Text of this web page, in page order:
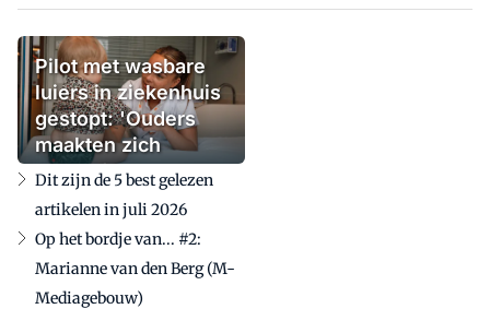
Pilot met wasbare
luiers in ziekenhuis
gestopt: 'Ouders
maakten zich
zorgen'
Dit zijn de 5 best gelezen
artikelen in juli 2026
Op het bordje van... #2:
Marianne van den Berg (M-
Mediagebouw)